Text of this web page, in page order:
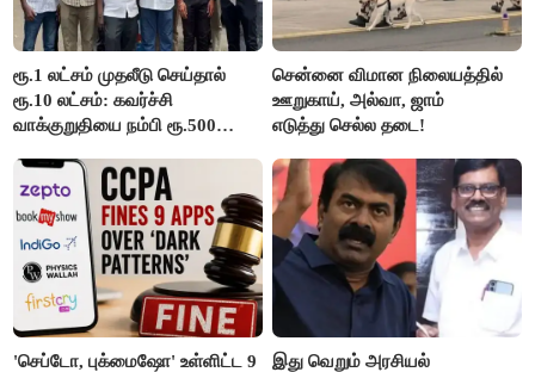
ரூ.1 லட்சம் முதலீடு செய்தால்
ரூ.10 லட்சம்: கவர்ச்சி
வாக்குறுதியை நம்பி ரூ.500
மக்கள்!
சென்னை விமான நிலையத்தில்
ஊறுகாய், அல்வா, ஜாம்
எடுத்து செல்ல தடை!
'செப்டோ, புக்மைஷோ' உள்ளிட்ட 9
இது வெறும் அரசியல்